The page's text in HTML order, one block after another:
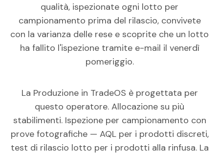
qualità, ispezionate ogni lotto per
campionamento prima del rilascio, convivete
con la varianza delle rese e scoprite che un lotto
ha fallito l'ispezione tramite e-mail il venerdì
pomeriggio.
La Produzione in TradeOS è progettata per
questo operatore. Allocazione su più
stabilimenti. Ispezione per campionamento con
prove fotografiche — AQL per i prodotti discreti,
test di rilascio lotto per i prodotti alla rinfusa. La